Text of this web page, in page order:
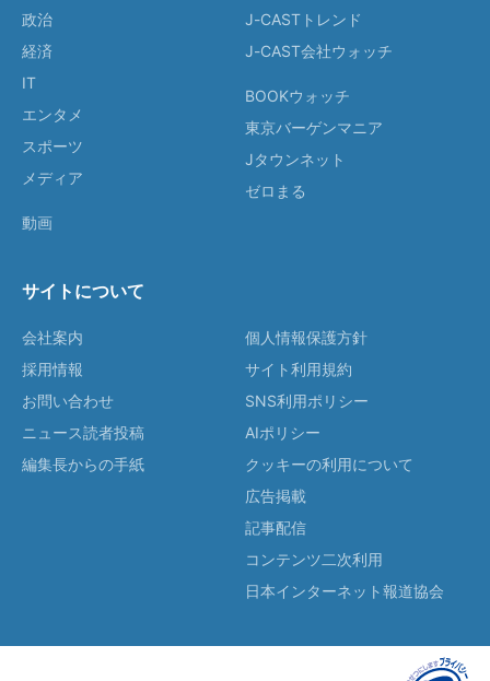
政治
経済
IT
エンタメ
スポーツ
メディア
動画
J-CASTトレンド
J-CAST会社ウォッチ
BOOKウォッチ
東京バーゲンマニア
Jタウンネット
ゼロまる
サイトについて
会社案内
採用情報
お問い合わせ
ニュース読者投稿
編集長からの手紙
個人情報保護方針
サイト利用規約
SNS利用ポリシー
AIポリシー
クッキーの利用について
広告掲載
記事配信
コンテンツ二次利用
日本インターネット報道協会